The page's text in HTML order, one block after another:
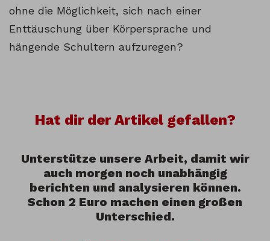
ohne die Möglichkeit, sich nach einer
Enttäuschung über Körpersprache und
hängende Schultern aufzuregen?
Hat dir der Artikel gefallen?
Unterstütze unsere Arbeit, damit wir
auch morgen noch unabhängig
berichten und analysieren können.
Schon 2 Euro machen einen großen
Unterschied.